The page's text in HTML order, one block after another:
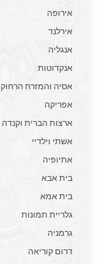
אירופה
אירלנד
אנגליה
אנקדוטות
אסיה והמזרח הרחוק
אפריקה
ארצות הברית וקנדה
אשתי וילדיי
אתיופיה
בית אבא
בית אמא
גלריית תמונות
גרמניה
דרום קוריאה